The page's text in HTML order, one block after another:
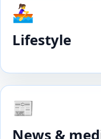
🚣‍♀️
Lifestyle
📰
News &